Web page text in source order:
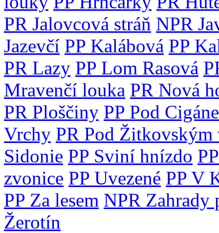
PR Jalovcová stráň NPR
Jazevčí PP Kalábová PP
PR Lazy PP Lom Rasová
Mravenčí louka PR Nová
PR Ploščiny PP Pod
Vrchy PR Pod Žitkovským
Sidonie PP Sviní hnízdo
zvonice PP Uvezené PP V
PP Za lesem NPR Zahrady
Žerotín